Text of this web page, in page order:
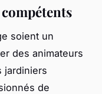
soient un
des animateurs
jardiniers
de